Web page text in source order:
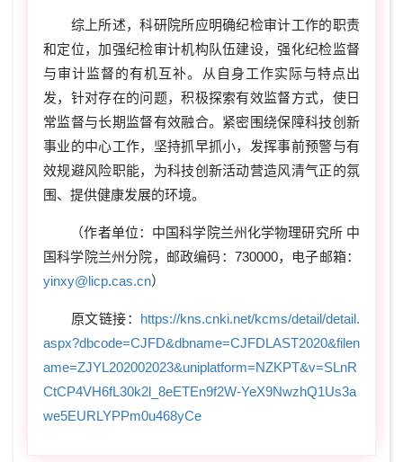
综上所述，科研院所应明确纪检审计工作的职责
和定位，加强纪检审计机构队伍建设，强化纪检监督
与审计监督的有机互补。从自身工作实际与特点出
发，针对存在的问题，积极探索有效监督方式，使日
常监督与长期监督有效融合。紧密围绕保障科技创新
事业的中心工作，坚持抓早抓小，发挥事前预警与有
效规避风险职能，为科技创新活动营造风清气正的氛
围、提供健康发展的环境。
（作者单位：中国科学院兰州化学物理研究所 中
国科学院兰州分院，邮政编码：730000，电子邮箱：
yinxy@licp.cas.cn）
原文链接： https://kns.cnki.net/kcms/detail/detail.
aspx?dbcode=CJFD&dbname=CJFDLAST2020&filen
ame=ZJYL202002023&uniplatform=NZKPT&v=SLnR
CtCP4VH6fL30k2l_8eETEn9f2W-YeX9NwzhQ1Us3a
we5EURLYPPm0u468yCe